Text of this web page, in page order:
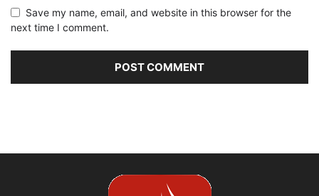
Save my name, email, and website in this browser for the
next time I comment.